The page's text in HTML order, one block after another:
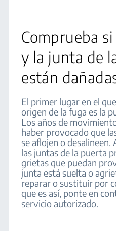
Comprueba
y la junta de
están
El primer lugar en el
origen de la fuga es la
Los años de
haber provocado que
se aflojen o desalineen.
las juntas de la puerta
grietas que puedan
junta está suelta o
reparar o sustituir por
que es así, ponte en
servicio autorizado.